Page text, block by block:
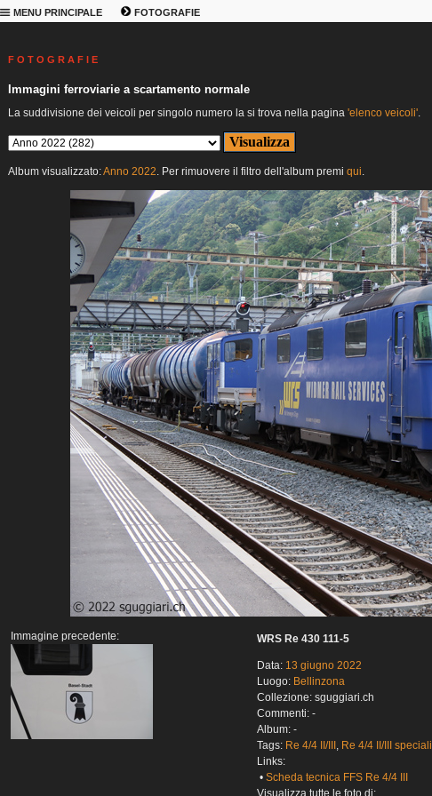
MENU PRINCIPALE FOTOGRAFIE
F O T O G R A F I E
Immagini ferroviarie a scartamento normale
La suddivisione dei veicoli per singolo numero la si trova nella pagina 'elenco veicoli'.
Album visualizzato:Anno 2022. Per rimuovere il filtro dell'album premi qui.
Immagine precedente: WRS Re 430 111-5
Data: 13 giugno 2022
Luogo: Bellinzona
Collezione: sguggiari.ch
Commenti: -
Album: -
Tags: Re 4/4 II/III , Re 4/4 II/III speciali
Links:
• Scheda tecnica FFS Re 4/4 III